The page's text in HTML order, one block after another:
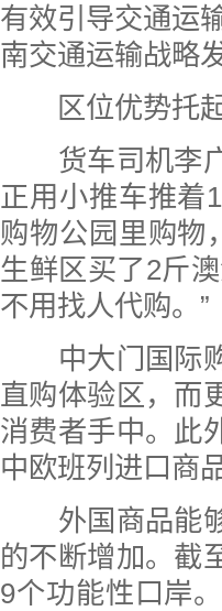
有效引导交通运
南交通运输战略
区位优势托
货车司机李广
正用小推车推着
购物公园里购物
生鲜区买了2斤
不用找人代购。”
中大门国际购
直购体验区，而
消费者手中。此
中欧班列进口商
外国商品能够
的不断增加。截
9个功能性口岸